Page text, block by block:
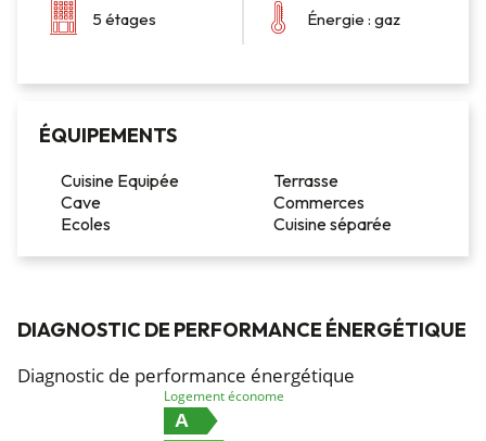
5 étages Énergie : gaz
ÉQUIPEMENTS
Cuisine Equipée
Terrasse
Cave
Commerces
Ecoles
Cuisine séparée
DIAGNOSTIC DE PERFORMANCE ÉNERGÉTIQUE
Diagnostic de performance énergétique
Logement économe
A